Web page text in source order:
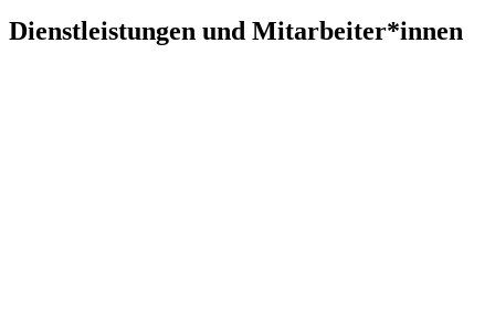
Dienstleistungen und Mitarbeiter*innen